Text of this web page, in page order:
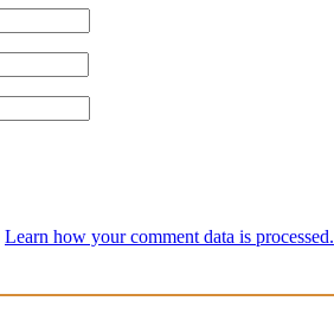
Learn how your comment data is processed.